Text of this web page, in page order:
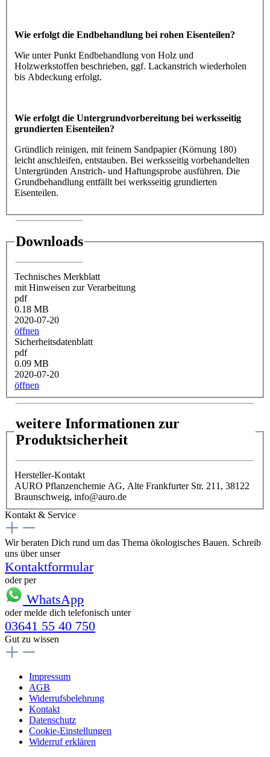
Wie erfolgt die Endbehandlung bei rohen Eisenteilen?
Wie unter Punkt Endbehandlung von Holz und
Holzwerkstoffen beschrieben, ggf. Lackanstrich wiederholen
bis Abdeckung erfolgt.
Wie erfolgt die Untergrundvorbereitung bei werksseitig
grundierten Eisenteilen?
Gründlich reinigen, mit feinem Sandpapier (Körnung 180)
leicht anschleifen, entstauben. Bei werksseitig vorbehandelten
Untergründen Anstrich- und Haftungsprobe ausführen. Die
Grundbehandlung entfällt bei werksseitig grundierten
Eisenteilen.
Downloads
Technisches Merkblatt
mit Hinweisen zur Verarbeitung
pdf
0.18 MB
2020-07-20
öffnen
Sicherheitsdatenblatt
pdf
0.09 MB
2020-07-20
öffnen
weitere Informationen zur
Produktsicherheit
Hersteller-Kontakt
AURO Pflanzenchemie AG, Alte Frankfurter Str. 211, 38122
Braunschweig, info@auro.de
Kontakt & Service
Wir beraten Dich rund um das Thema ökologisches Bauen. Schreib
uns über unser
Kontaktformular
oder per
WhatsApp
oder melde dich telefonisch unter
03641 55 40 750
Gut zu wissen
Impressum
AGB
Widerrufsbelehrung
Kontakt
Datenschutz
Cookie-Einstellungen
Widerruf erklären